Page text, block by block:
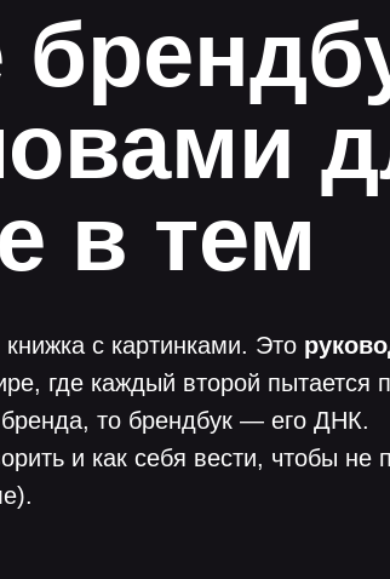
в тем
с картинками. Это
где каждый второй пытается
то брендбук — его ДНК.
и как себя вести, чтобы не